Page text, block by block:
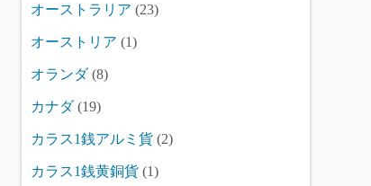
オーストラリア (23)
オーストリア (1)
オランダ(8)
カナダ(19)
カラス1銭アルミ貨 (2)
カラス1銭黄銅貨 (1)